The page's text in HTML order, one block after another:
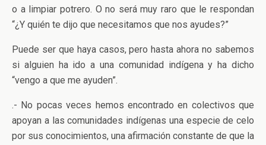
o a limpiar potrero. O no será muy raro que le respondan
“¿Y quién te dijo que necesitamos que nos ayudes?”
Puede ser que haya casos, pero hasta ahora no sabemos
si alguien ha ido a una comunidad indígena y ha dicho
“vengo a que me ayuden”.
.- No pocas veces hemos encontrado en colectivos que
apoyan a las comunidades indígenas una especie de celo
por sus conocimientos, una afirmación constante de que la